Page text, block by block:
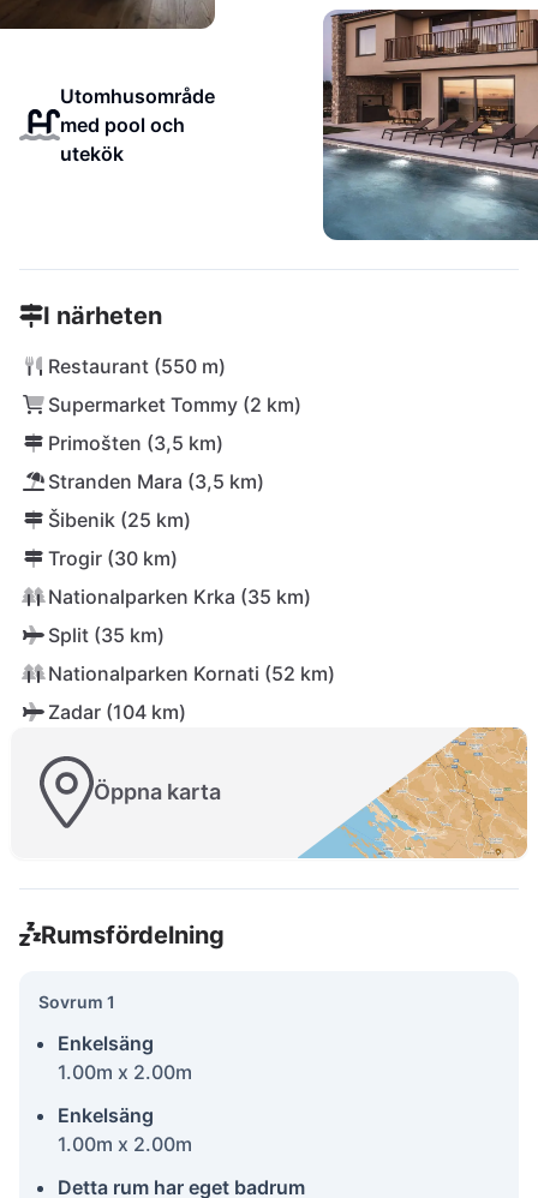
Utomhusområde
med pool och
utekök
I närheten
Restaurant (550 m)
Supermarket Tommy (2 km)
Primošten (3,5 km)
Stranden Mara (3,5 km)
Šibenik (25 km)
Trogir (30 km)
Nationalparken Krka (35 km)
Split (35 km)
Nationalparken Kornati (52 km)
Zadar (104 km)
Öppna karta
Rumsfördelning
Sovrum 1
Enkelsäng
1.00m x 2.00m
Enkelsäng
1.00m x 2.00m
Detta rum har eget badrum